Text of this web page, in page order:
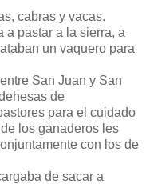
cabras y vacas.
a pastar a la sierra, a
un vaquero para
San Juan y San
de
para el cuidado
los ganaderos les
con los de
de sacar a